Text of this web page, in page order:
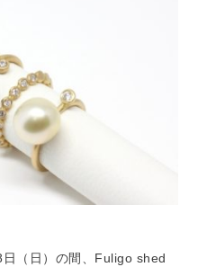
（日）の間、Fuligo shed